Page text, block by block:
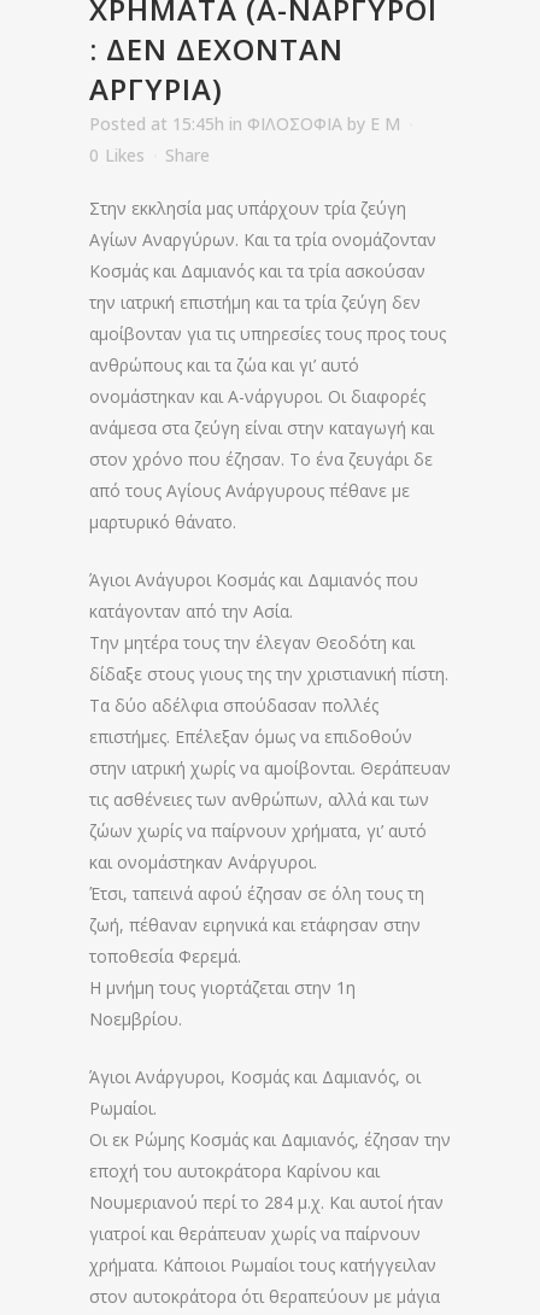
ΧΡΉΜΑΤΑ (Α-ΝΆΡΓΥΡΟΙ
: ΔΕΝ ΔΈΧΟΝΤΑΝ
ΑΡΓΎΡΙΑ)
Posted at 15:45h in ΦΙΛΟΣΟΦΙΑ by E M
0 Likes Share
Στην εκκλησία μας υπάρχουν τρία ζεύγη
Αγίων Αναργύρων. Και τα τρία ονομάζονταν
Κοσμάς και Δαμιανός και τα τρία ασκούσαν
την ιατρική επιστήμη και τα τρία ζεύγη δεν
αμοίβονταν για τις υπηρεσίες τους προς τους
ανθρώπους και τα ζώα και γι’ αυτό
ονομάστηκαν και Α-νάργυροι. Οι διαφορές
ανάμεσα στα ζεύγη είναι στην καταγωγή και
στον χρόνο που έζησαν. Το ένα ζευγάρι δε
από τους Αγίους Ανάργυρους πέθανε με
μαρτυρικό θάνατο.
Άγιοι Ανάγυροι Κοσμάς και Δαμιανός που
κατάγονταν από την Ασία.
Την μητέρα τους την έλεγαν Θεοδότη και
δίδαξε στους γιους της την χριστιανική πίστη.
Τα δύο αδέλφια σπούδασαν πολλές
επιστήμες. Επέλεξαν όμως να επιδοθούν
στην ιατρική χωρίς να αμοίβονται. Θεράπευαν
τις ασθένειες των ανθρώπων, αλλά και των
ζώων χωρίς να παίρνουν χρήματα, γι’ αυτό
και ονομάστηκαν Ανάργυροι.
Έτσι, ταπεινά αφού έζησαν σε όλη τους τη
ζωή, πέθαναν ειρηνικά και ετάφησαν στην
τοποθεσία Φερεμά.
Η μνήμη τους γιορτάζεται στην 1η
Νοεμβρίου.
Άγιοι Ανάργυροι, Κοσμάς και Δαμιανός, οι
Ρωμαίοι.
Οι εκ Ρώμης Κοσμάς και Δαμιανός, έζησαν την
εποχή του αυτοκράτορα Καρίνου και
Νουμεριανού περί το 284 μ.χ. Και αυτοί ήταν
γιατροί και θεράπευαν χωρίς να παίρνουν
χρήματα. Κάποιοι Ρωμαίοι τους κατήγγειλαν
στον αυτοκράτορα ότι θεραπεύουν με μάγια